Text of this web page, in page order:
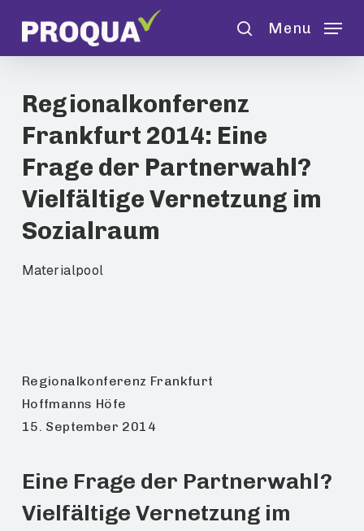
main
searchMenu
Regionalkonferenz
Frankfurt 2014: Eine
Frage der Partnerwahl?
Vielfältige Vernetzung im
Sozialraum
Materialpool
Regionalkonferenz Frankfurt
Hoffmanns Höfe
15. September 2014
Eine Frage der Partnerwahl?
Vielfältige Vernetzung im